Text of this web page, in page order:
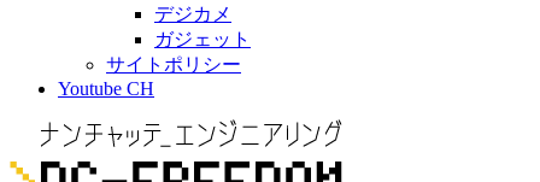
デジカメ
ガジェット
サイトポリシー
Youtube CH